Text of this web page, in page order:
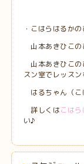
・こはらはるか
山本あきひこの
山本あきひこの
スン室でレッスン
はるちゃん（こ
詳しくはこは
い♪